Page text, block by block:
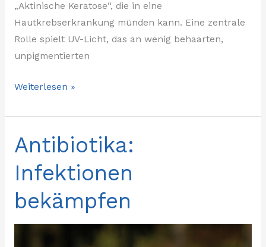
„Aktinische Keratose“, die in eine
Hautkrebserkrankung münden kann. Eine zentrale
Rolle spielt UV-Licht, das an wenig behaarten,
unpigmentierten
Weiterlesen »
Antibiotika:
Infektionen
bekämpfen
Antibiotika:
Infektionen
bekämpfen